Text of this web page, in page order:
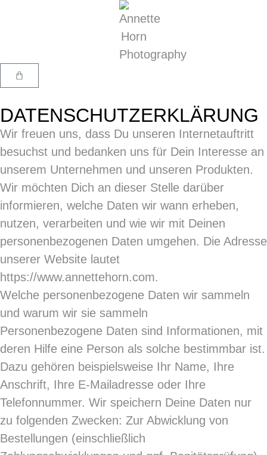
DATENSCHUTZERKLÄRUNG
Wir freuen uns, dass Du unseren Internetauftritt
besuchst und bedanken uns für Dein Interesse an
unserem Unternehmen und unseren Produkten.
Wir möchten Dich an dieser Stelle darüber
informieren, welche Daten wir wann erheben,
nutzen, verarbeiten und wie wir mit Deinen
personenbezogenen Daten umgehen. Die Adresse
unserer Website lautet
https://www.annettehorn.com.
Welche personenbezogene Daten wir sammeln
und warum wir sie sammeln
Personenbezogene Daten sind Informationen, mit
deren Hilfe eine Person als solche bestimmbar ist.
Dazu gehören beispielsweise Ihr Name, Ihre
Anschrift, Ihre E-Mailadresse oder Ihre
Telefonnummer. Wir speichern Deine Daten nur
zu folgenden Zwecken: Zur Abwicklung von
Bestellungen (einschließlich